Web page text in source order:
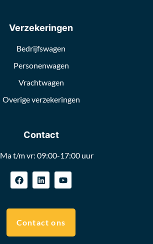
Verzekeringen
Bedrijfswagen
Personenwagen
Vrachtwagen
Overige verzekeringen
Contact
Ma t/m vr: 09:00-17:00 uur
Contact ons